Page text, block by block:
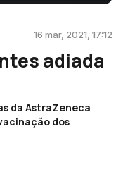
16 mar, 2021, 17:12
adiada
da AstraZeneca
dos